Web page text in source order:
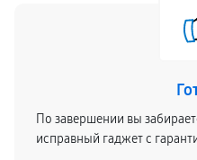
По завершении вы
исправный гаджет с